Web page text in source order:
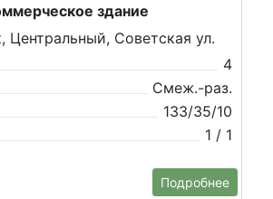
здание
Центральный, Советская ул.
4
Смеж.-раз.
133/35/10
1 / 1
Подробнее